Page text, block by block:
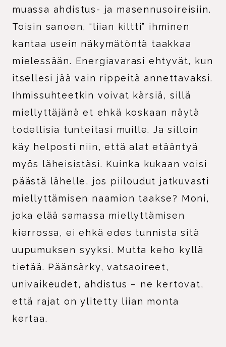
muassa ahdistus- ja masennusoireisiin.
Toisin sanoen, “liian kiltti” ihminen
kantaa usein näkymätöntä taakkaa
mielessään. Energiavarasi ehtyvät, kun
itsellesi jää vain rippeitä annettavaksi.
Ihmissuhteetkin voivat kärsiä, sillä
miellyttäjänä et ehkä koskaan näytä
todellisia tunteitasi muille. Ja silloin
käy helposti niin, että alat etääntyä
myös läheisistäsi. Kuinka kukaan voisi
päästä lähelle, jos piiloudut jatkuvasti
miellyttämisen naamion taakse? Moni,
joka elää samassa miellyttämisen
kierrossa, ei ehkä edes tunnista sitä
uupumuksen syyksi. Mutta keho kyllä
tietää. Päänsärky, vatsaoireet,
univaikeudet, ahdistus – ne kertovat,
että rajat on ylitetty liian monta
kertaa.